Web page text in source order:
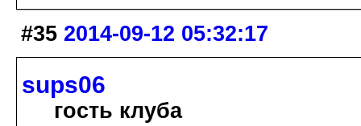
#35 2014-09-12 05:32:17
sups06
гость клуба